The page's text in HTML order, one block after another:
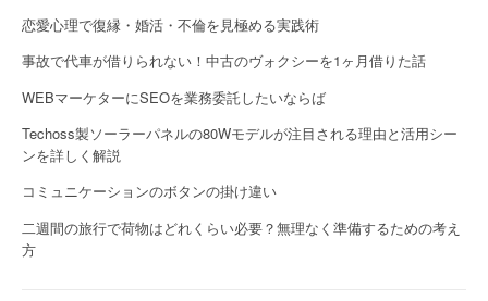
恋愛心理で復縁・婚活・不倫を見極める実践術
事故で代車が借りられない！中古のヴォクシーを1ヶ月借りた話
WEBマーケターにSEOを業務委託したいならば
Techoss製ソーラーパネルの80Wモデルが注目される理由と活用シー
ンを詳しく解説
コミュニケーションのボタンの掛け違い
二週間の旅行で荷物はどれくらい必要？無理なく準備するための考え
方